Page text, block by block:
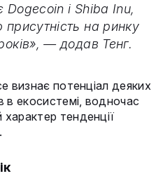
і Shiba Inu,
на ринку
— додав Тенг.
визнає потенціал деяких
в екосистемі, водночас
тенденції